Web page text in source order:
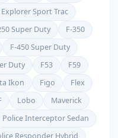
Explorer Sport Trac
Super Duty
F-350
F-450 Super Duty
Duty F53
F59
Ikon Figo
Flex
Lobo
Maverick
Police Interceptor Sedan
Responder Hybrid